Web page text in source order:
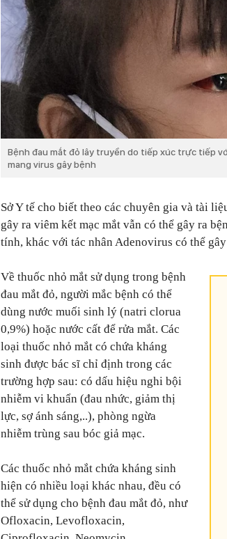
Bệnh đau mắt đỏ lây truyền do tiếp xúc trực tiếp
mang virus gây bệnh
Sở Y tế cho biết theo các chuyên gia và tài
gây ra viêm kết mạc mắt vẫn có thể gây ra
tính, khác với tác nhân Adenovirus có thể
Về thuốc nhỏ mắt sử dụng trong bệnh
đau mắt đỏ, người mắc bệnh có thể
dùng nước muối sinh lý (natri clorua
0,9%) hoặc nước cất để rửa mắt. Các
loại thuốc nhỏ mắt có chứa kháng
sinh được bác sĩ chỉ định trong các
trường hợp sau: có dấu hiệu nghi bội
nhiễm vi khuẩn (đau nhức, giảm thị
lực, sợ ánh sáng,..), phòng ngừa
nhiễm trùng sau bóc giả mạc.
Các thuốc nhỏ mắt chứa kháng sinh
hiện có nhiều loại khác nhau, đều có
thể sử dụng cho bệnh đau mắt đỏ, như
Ofloxacin, Levofloxacin,